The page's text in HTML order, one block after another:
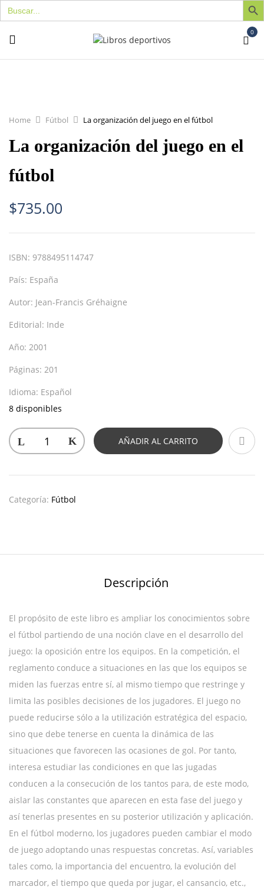
Buscar:
0
Home Fútbol La organización del juego en el fútbol
La organización del juego en el
fútbol
$735.00
ISBN: 9788495114747
País: España
Autor: Jean-Francis Gréhaigne
Editorial: Inde
Año: 2001
Páginas: 201
Idioma: Español
8 disponibles
AÑADIR AL CARRITO
Categoría: Fútbol
Descripción
El propósito de este libro es ampliar los conocimientos sobre
el fútbol partiendo de una noción clave en el desarrollo del
juego: la oposición entre los equipos. En la competición, el
reglamento conduce a situaciones en las que los equipos se
miden las fuerzas entre sí, al mismo tiempo que restringe y
limita las posibles decisiones de los jugadores. El juego no
puede reducirse sólo a la utilización estratégica del espacio,
sino que debe tenerse en cuenta la dinámica de las
situaciones que favorecen las ocasiones de gol. Por tanto,
interesa estudiar las condiciones en que las jugadas
conducen a la consecución de los tantos para, de este modo,
aislar las constantes que aparecen en esta fase del juego y
así tenerlas presentes en su posterior utilización y aplicación.
En el fútbol moderno, los jugadores pueden cambiar el modo
de juego adoptando unas respuestas concretas. Así, variables
tales como, la importancia del encuentro, la evolución del
marcador, el tiempo que queda por jugar, el cansancio, etc.,